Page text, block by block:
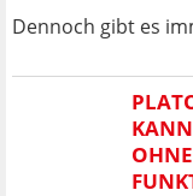
Dennoch gibt es